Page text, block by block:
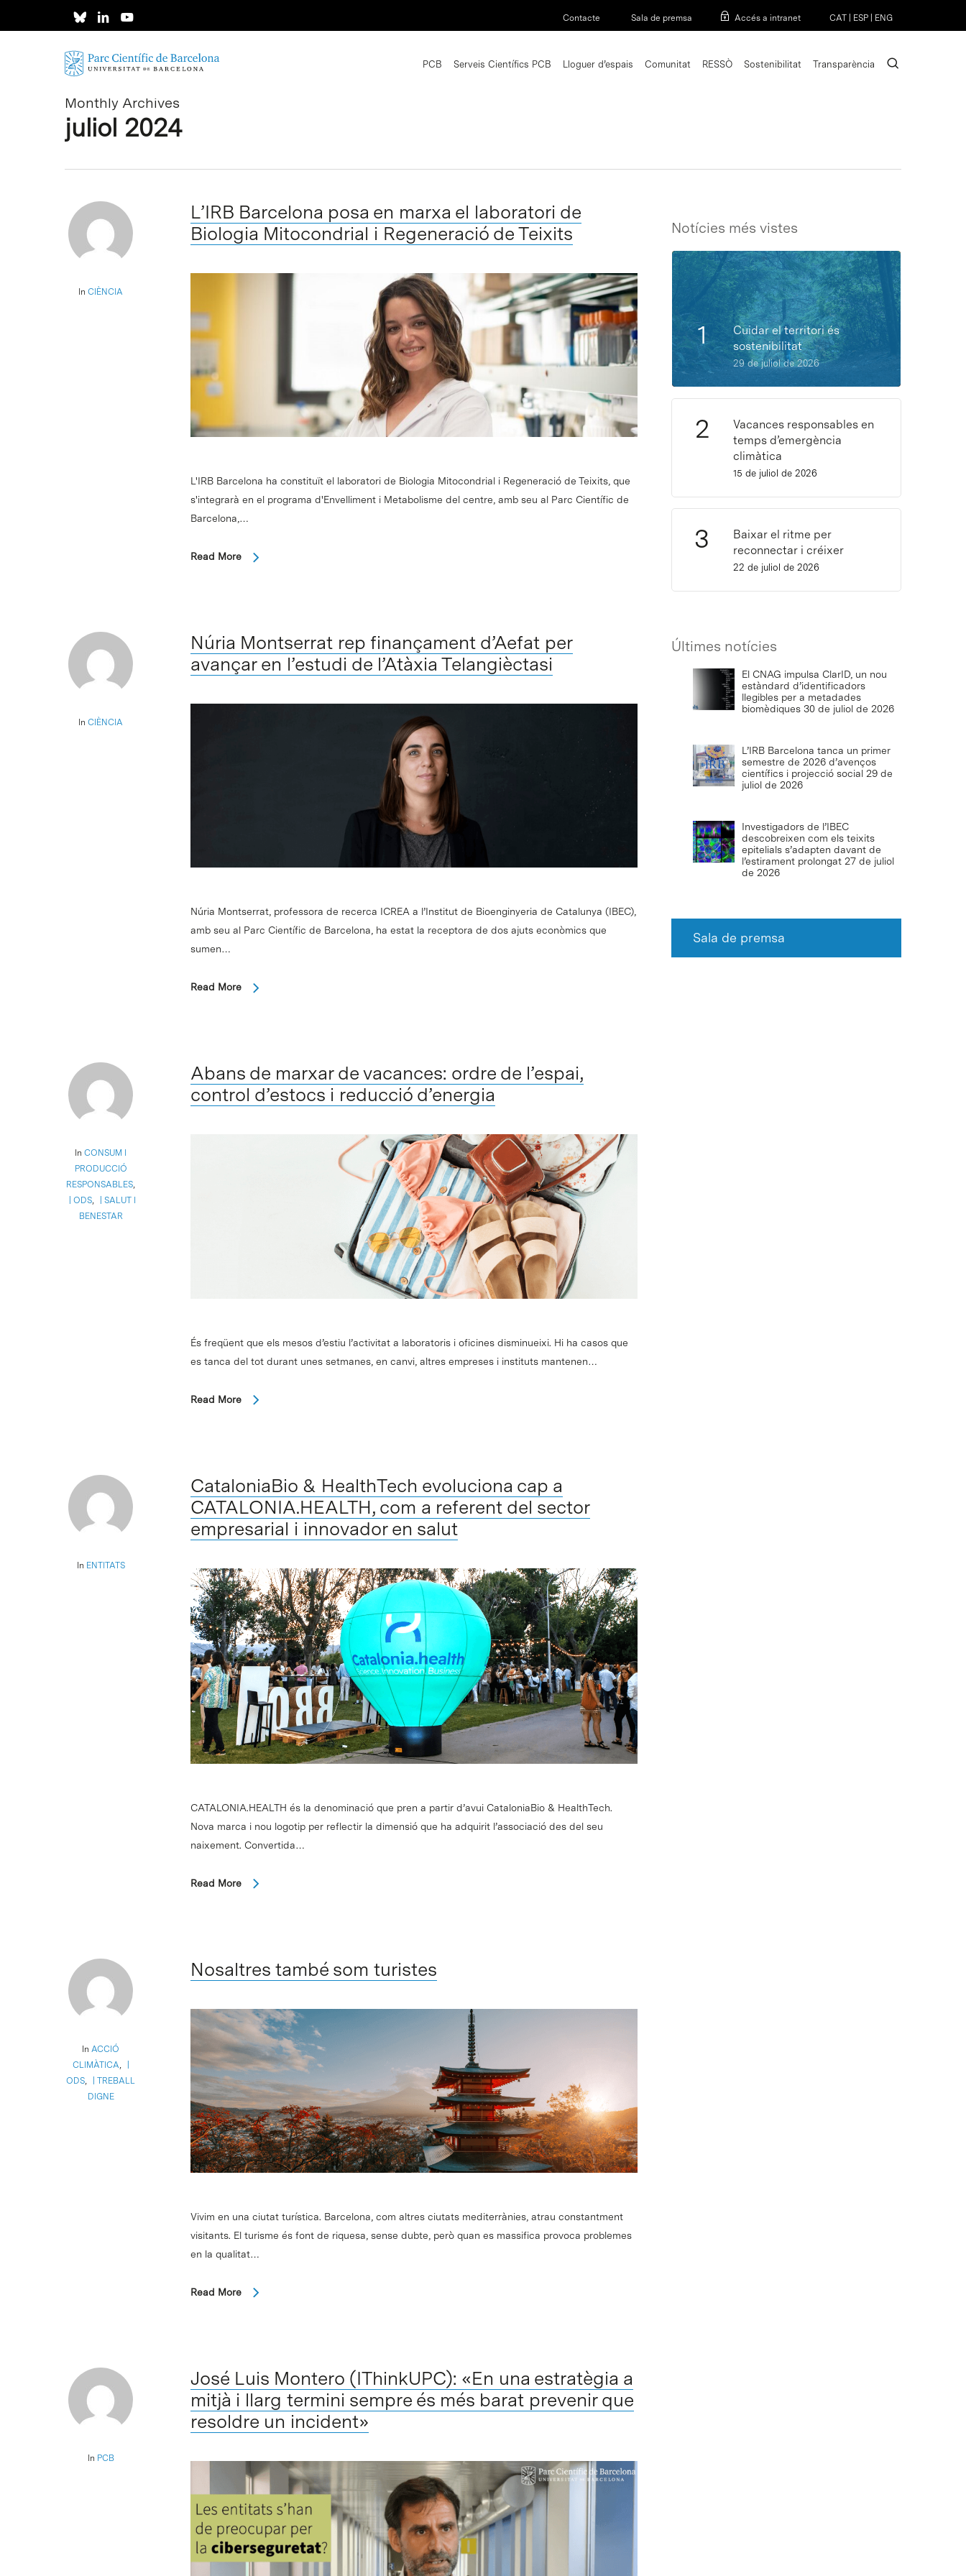
Contacte Sala de premsa Accés a intranet CAT ESP ENG
Intro per buscar o ESC per tancar
PCB Serveis Científics PCB Lloguer d’espais Comunitat RESSÒ Sostenibilitat Transparència search
Monthly Archives
juliol 2024
In CIÈNCIA
L’IRB Barcelona posa en marxa el laboratori de
Biologia Mitocondrial i Regeneració de Teixits
L'IRB Barcelona ha constituït el laboratori de Biologia Mitocondrial i Regeneració de Teixits, que
s'integrarà en el programa d'Envelliment i Metabolisme del centre, amb seu al Parc Científic de
Barcelona,…
Read More
In CIÈNCIA
Núria Montserrat rep finançament d’Aefat per
avançar en l’estudi de l’Atàxia Telangièctasi
Núria Montserrat, professora de recerca ICREA a l’Institut de Bioenginyeria de Catalunya (IBEC),
amb seu al Parc Científic de Barcelona, ha estat la receptora de dos ajuts econòmics que
sumen…
Read More
In CONSUM I
PRODUCCIÓ
RESPONSABLES,
ODS,
SALUT I
BENESTAR
Abans de marxar de vacances: ordre de l’espai,
control d’estocs i reducció d’energia
És freqüent que els mesos d’estiu l’activitat a laboratoris i oficines disminueixi. Hi ha casos que
es tanca del tot durant unes setmanes, en canvi, altres empreses i instituts mantenen…
Read More
In ENTITATS
CataloniaBio & HealthTech evoluciona cap a
CATALONIA.HEALTH, com a referent del sector
empresarial i innovador en salut
CATALONIA.HEALTH és la denominació que pren a partir d’avui CataloniaBio & HealthTech.
Nova marca i nou logotip per reflectir la dimensió que ha adquirit l’associació des del seu
naixement. Convertida…
Read More
In ACCIÓ
CLIMÀTICA
ODS
TREBALL
DIGNE
Nosaltres també som turistes
Vivim en una ciutat turística. Barcelona, com altres ciutats mediterrànies, atrau constantment
visitants. El turisme és font de riquesa, sense dubte, però quan es massifica provoca problemes
en la qualitat…
Read More
In PCB
José Luis Montero (IThinkUPC): «En una estratègia a
mitjà i llarg termini sempre és més barat prevenir que
resoldre un incident»
Notícies més vistes
Cuidar el territori és
sostenibilitat
29 de juliol de 2026
Vacances responsables en
temps d’emergència
climàtica
15 de juliol de 2026
Baixar el ritme per
reconnectar i créixer
22 de juliol de 2026
Últimes notícies
El CNAG impulsa ClarID, un nou
estàndard d’identificadors
llegibles per a metadades
biomèdiques 30 de juliol de 2026
L’IRB Barcelona tanca un primer
semestre de 2026 d’avenços
científics i projecció social 29 de
juliol de 2026
Investigadors de l’IBEC
descobreixen com els teixits
epitelials s’adapten davant de
l’estirament prolongat 27 de juliol
de 2026
Sala de premsa